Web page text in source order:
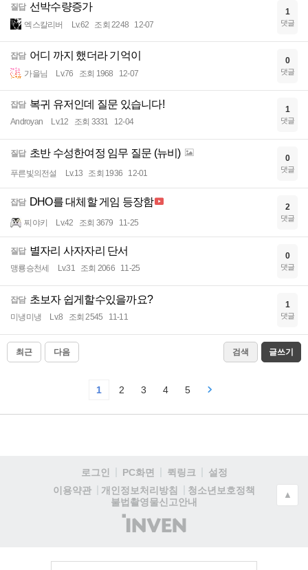
질답 선박수량증가
엑스칼리버 Lv.62 조회 2248 12-07
1
댓글
잡담 어디 까지 했더라 기억이
가을님 Lv.76 조회 1968 12-07
0
댓글
잡담 복귀 유저인데 질문 있습니다!
Androyan Lv.12 조회 3331 12-04
1
댓글
질답 초반 수성한여정 임무 질문 (뉴비)
푸른빛의전설 Lv.13 조회 1936 12-01
0
댓글
잡담 DHO를 대체할 게임 등장함
찌야키 Lv.42 조회 3679 11-25
2
댓글
질답 별자리 사자자리 단서
맹룡승천세 Lv.31 조회 2066 11-25
0
댓글
잡담 초보자 쉽게할수있을까요?
미냉미냉 Lv.8 조회 2545 11-11
1
댓글
최근 다음 검색 글쓰기
1 2 3 4 5
로그인 PC화면 퀵링크
설정
이용약관
개인정보처리방침
청소년보호정책
불법촬영물신고안내
(주)
인
▲